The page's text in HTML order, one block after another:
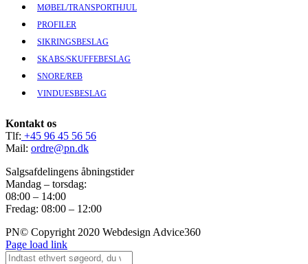
MØBEL/TRANSPORTHJUL
PROFILER
SIKRINGSBESLAG
SKABS/SKUFFEBESLAG
SNORE/REB
VINDUESBESLAG
Kontakt os
Tlf: +45 96 45 56 56
Mail: ordre@pn.dk
Salgsafdelingens åbningstider
Mandag – torsdag:
08:00 – 14:00
Fredag: 08:00 – 12:00
PN© Copyright 2020 Webdesign Advice360
Page load link